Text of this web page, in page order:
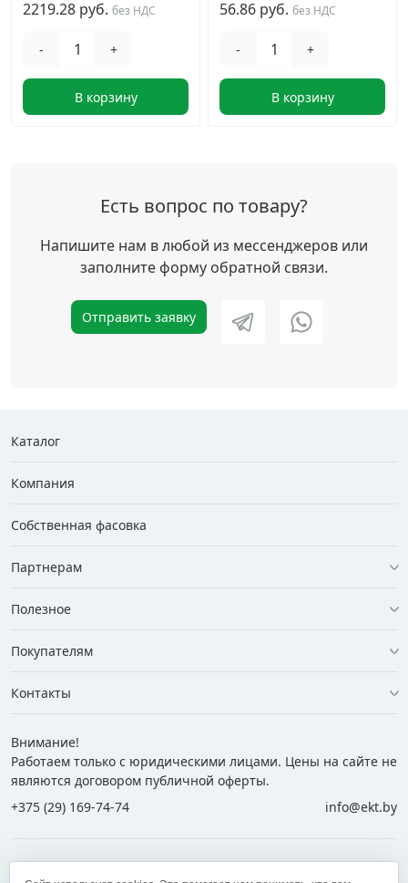
2219.28 руб. без НДС
- +
В корзину
56.86 руб. без НДС
- +
В корзину
Есть вопрос по товару?
Напишите нам в любой из мессенджеров или
заполните форму обратной связи.
Отправить заявку
Каталог
Компания
Собственная фасовка
Партнерам
Полезное
Покупателям
Контакты
Внимание!
Работаем только с юридическими лицами. Цены на сайте не
являются договором публичной оферты.
+375 (29) 169-74-74
info@ekt.by